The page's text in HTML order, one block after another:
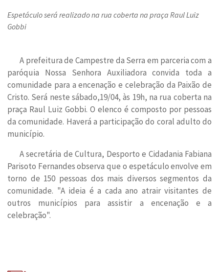
Espetáculo será realizado na rua coberta na praça Raul Luiz
Gobbi
A prefeitura de Campestre da Serra em parceria com a
paróquia Nossa Senhora Auxiliadora convida toda a
comunidade para a encenação e celebração da Paixão de
Cristo. Será neste sábado,19/04, às 19h, na rua coberta na
praça Raul Luiz Gobbi. O elenco é composto por pessoas
da comunidade. Haverá a participação do coral adulto do
município.
A secretária de Cultura, Desporto e Cidadania Fabiana
Parisoto Fernandes observa que o espetáculo envolve em
torno de 150 pessoas dos mais diversos segmentos da
comunidade. "A ideia é a cada ano atrair visitantes de
outros municípios para assistir a encenação e a
celebração".